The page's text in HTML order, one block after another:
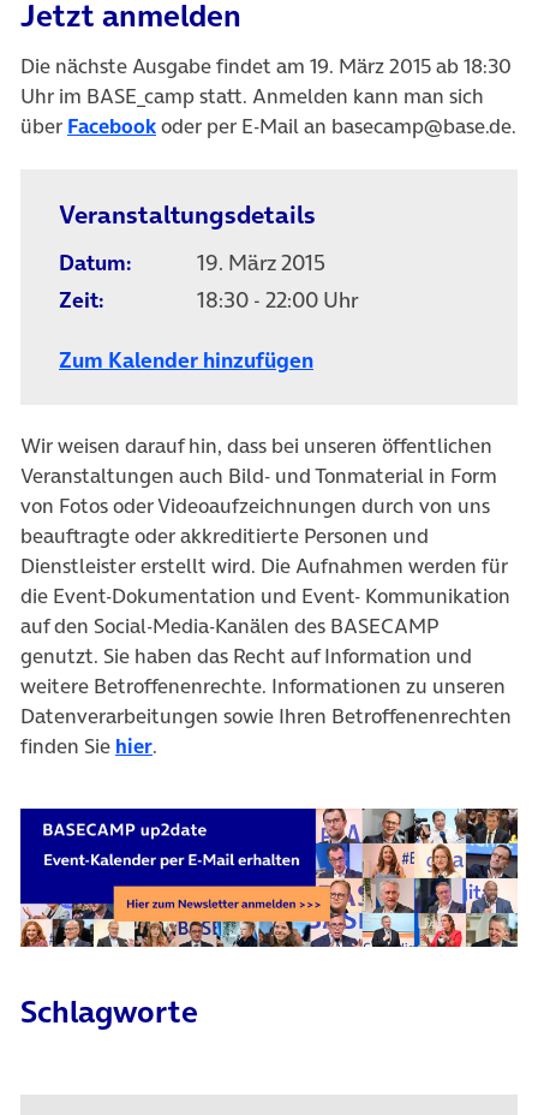
Jetzt anmelden
Die nächste Ausgabe findet am 19. März 2015 ab 18:30
Uhr im BASE_camp statt. Anmelden kann man sich
über Facebook(öffnet in neuem Tab)
oder per E-Mail an basecamp@base.de.
Veranstaltungsdetails
Datum:
19. März 2015
Zeit:
18:30 - 22:00 Uhr
Zum Kalender hinzufügen
Wir weisen darauf hin, dass bei unseren öffentlichen
Veranstaltungen auch Bild- und Tonmaterial in Form
von Fotos oder Videoaufzeichnungen durch von uns
beauftragte oder akkreditierte Personen und
Dienstleister erstellt wird. Die Aufnahmen werden für
die Event-Dokumentation und Event- Kommunikation
auf den Social-Media-Kanälen des BASECAMP
genutzt. Sie haben das Recht auf Information und
weitere Betroffenenrechte. Informationen zu unseren
Datenverarbeitungen sowie Ihren Betroffenenrechten
finden Sie hier.
Schlagworte